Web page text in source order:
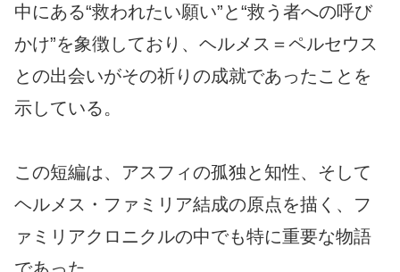
中にある“救われたい願い”と“救う者への呼び
かけ”を象徴しており、ヘルメス＝ペルセウス
との出会いがその祈りの成就であったことを
示している。
この短編は、アスフィの孤独と知性、そして
ヘルメス・ファミリア結成の原点を描く、フ
ァミリアクロニクルの中でも特に重要な物語